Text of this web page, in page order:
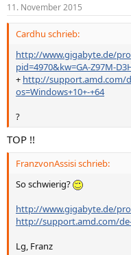
11. November 2015
Cardhu schrieb:
http://www.gigabyte.de/
pid=4970&kw=GA-Z97M-
+ http://support.amd.com/
os=Windows+10+-+64
?
TOP !!
FranzvonAssisi schrieb:
So schwierig?
http://www.gigabyte.de/
http://support.amd.com/
Lg, Franz